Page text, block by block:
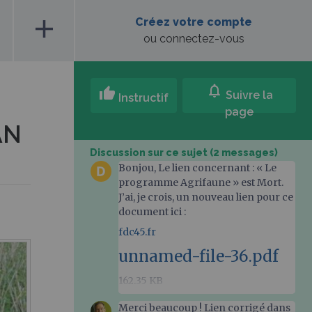
add
Créez votre compte
ou connectez-vous
thumb_up Instructif notifications Suivre la
page
Discussion sur ce sujet (2 messages)
Bonjou, Le lien concernant : « Le
programme Agrifaune » est Mort.
J’ai, je crois, un nouveau lien pour ce
document ici :
fdc45.fr
unnamed-file-36.pdf
162.35 KB
Merci beaucoup ! Lien corrigé dans